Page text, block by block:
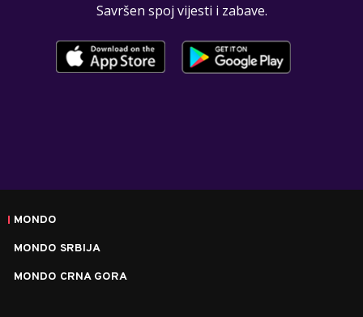
Savršen spoj vijesti i zabave.
MONDO
MONDO SRBIJA
MONDO CRNA GORA